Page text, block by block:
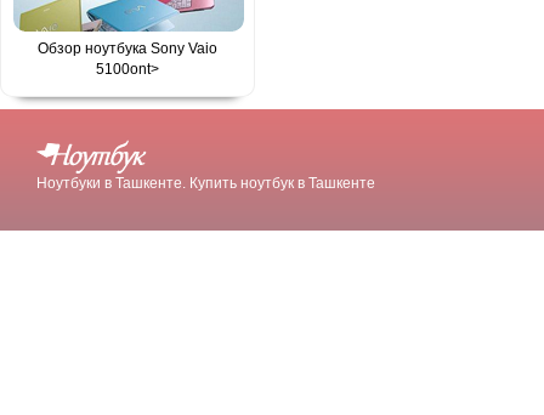
Обзор ноутбука Sony Vaio
5100ont>
Ноутбуки в Ташкенте. Купить ноутбук в Ташкенте